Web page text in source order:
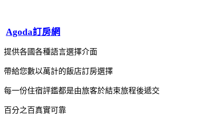
Agoda訂房網
提供各國各種語言選擇介面
帶給您數以萬計的飯店訂房選擇
每一份住宿評鑑都是由旅客於結束旅程後遞交
百分之百真實可靠